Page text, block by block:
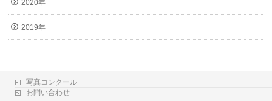
2020年
2019年
写真コンクール
お問い合わせ